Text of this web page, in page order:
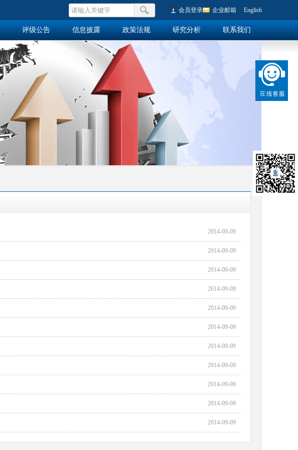
会员登录 企业邮箱 English
评级公告 信息披露 政策法规 研究分析 联系我们
2014-09-09
2014-09-09
2014-09-09
2014-09-09
2014-09-09
2014-09-09
2014-09-09
2014-09-09
2014-09-09
2014-09-09
2014-09-09